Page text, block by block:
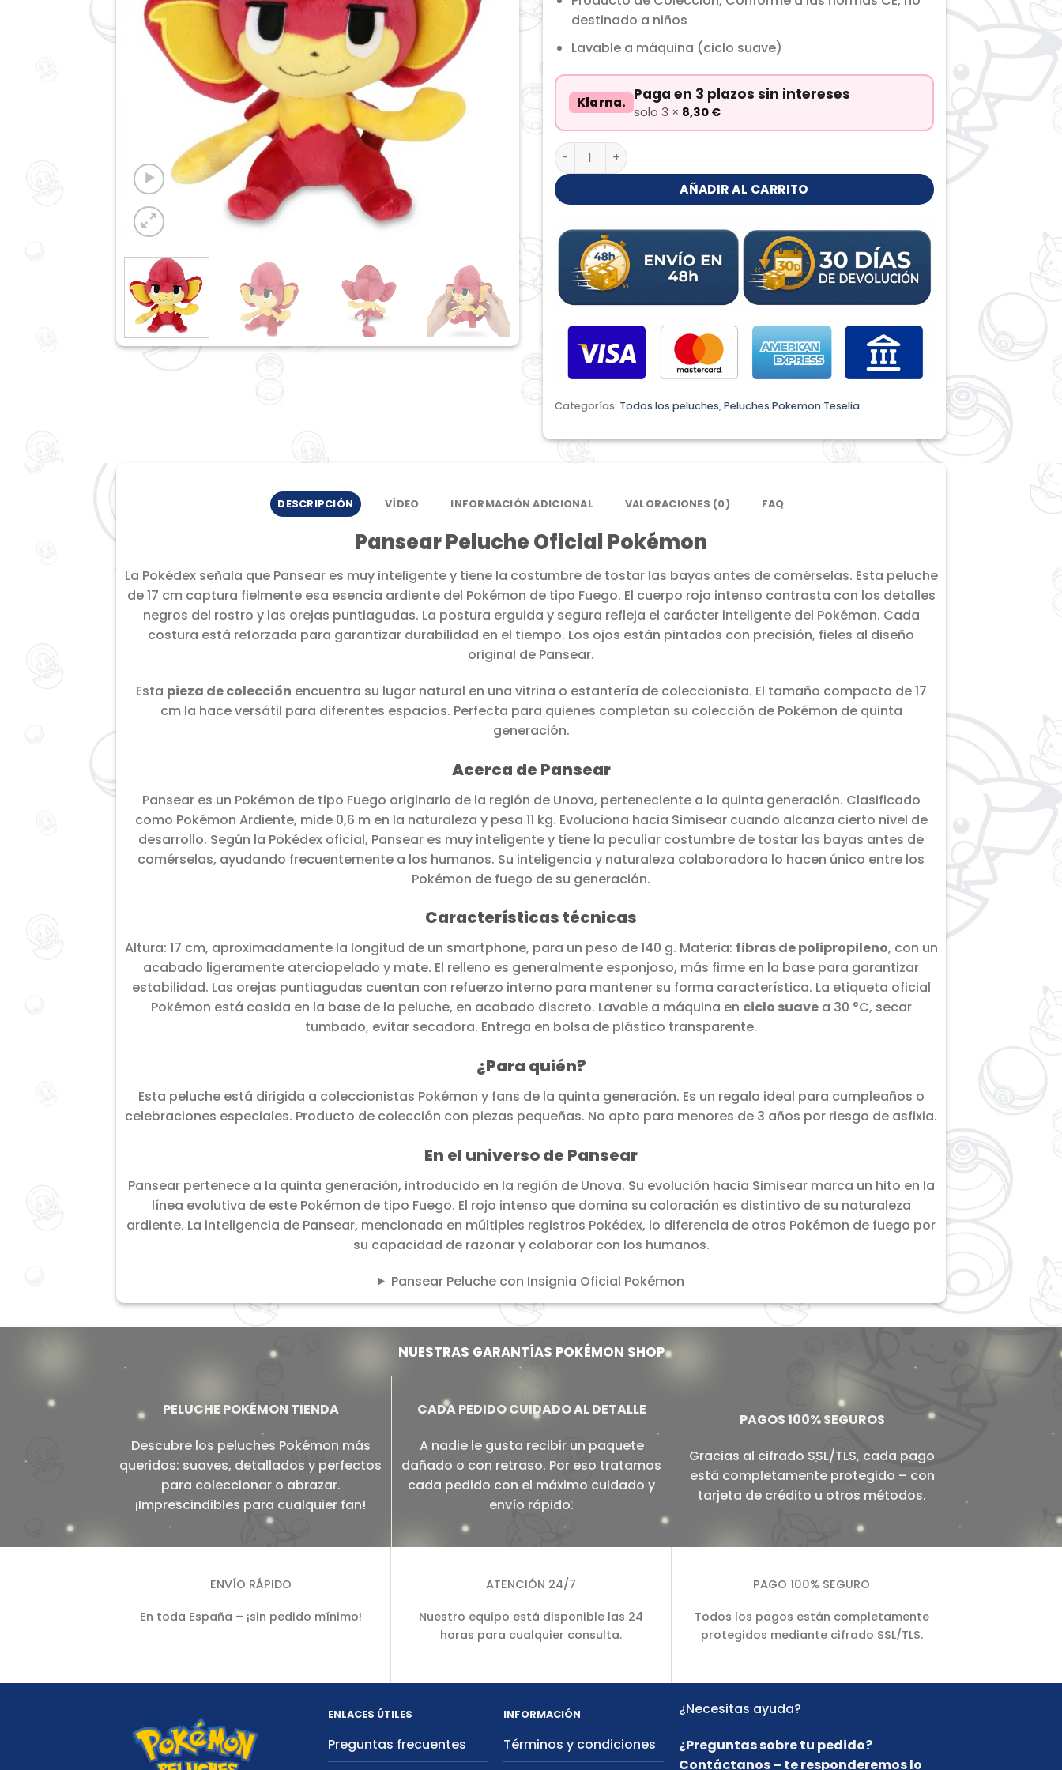
destinado a niños
Lavable a máquina (ciclo suave)
Klarna. Paga en 3 plazos sin intereses
solo 3 × 8,30 €
Pansear Peluche cantidad
AÑADIR AL CARRITO
Categorías: Todos los peluches,Peluches Pokemon Teselia
DESCRIPCIÓN VÍDEO INFORMACIÓN ADICIONAL VALORACIONES (0) FAQ
Pansear Peluche Oficial Pokémon
La Pokédex señala que Pansear es muy inteligente y tiene la costumbre de tostar las bayas antes de comérselas. Esta peluche
de 17 cm captura fielmente esa esencia ardiente del Pokémon de tipo Fuego. El cuerpo rojo intenso contrasta con los detalles
negros del rostro y las orejas puntiagudas. La postura erguida y segura refleja el carácter inteligente del Pokémon. Cada
costura está reforzada para garantizar durabilidad en el tiempo. Los ojos están pintados con precisión, fieles al diseño
original de Pansear.
Esta pieza de colección encuentra su lugar natural en una vitrina o estantería de coleccionista. El tamaño compacto de 17
cm la hace versátil para diferentes espacios. Perfecta para quienes completan su colección de Pokémon de quinta
generación.
Acerca de Pansear
Pansear es un Pokémon de tipo Fuego originario de la región de Unova, perteneciente a la quinta generación. Clasificado
como Pokémon Ardiente, mide 0,6 m en la naturaleza y pesa 11 kg. Evoluciona hacia Simisear cuando alcanza cierto nivel de
desarrollo. Según la Pokédex oficial, Pansear es muy inteligente y tiene la peculiar costumbre de tostar las bayas antes de
comérselas, ayudando frecuentemente a los humanos. Su inteligencia y naturaleza colaboradora lo hacen único entre los
Pokémon de fuego de su generación.
Características técnicas
Altura: 17 cm, aproximadamente la longitud de un smartphone, para un peso de 140 g. Materia: fibras de polipropileno, con un
acabado ligeramente aterciopelado y mate. El relleno es generalmente esponjoso, más firme en la base para garantizar
estabilidad. Las orejas puntiagudas cuentan con refuerzo interno para mantener su forma característica. La etiqueta oficial
Pokémon está cosida en la base de la peluche, en acabado discreto. Lavable a máquina en ciclo suavea 30 °C, secar
tumbado, evitar secadora. Entrega en bolsa de plástico transparente.
¿Para quién?
Esta peluche está dirigida a coleccionistas Pokémon y fans de la quinta generación. Es un regalo ideal para cumpleaños o
celebraciones especiales. Producto de colección con piezas pequeñas. No apto para menores de 3 años por riesgo de asfixia.
En el universo de Pansear
Pansear pertenece a la quinta generación, introducido en la región de Unova. Su evolución hacia Simisear marca un hito en la
línea evolutiva de este Pokémon de tipo Fuego. El rojo intenso que domina su coloración es distintivo de su naturaleza
ardiente. La inteligencia de Pansear, mencionada en múltiples registros Pokédex, lo diferencia de otros Pokémon de fuego por
su capacidad de razonar y colaborar con los humanos.
Pansear Peluche con Insignia Oficial Pokémon
NUESTRAS GARANTÍAS POKÉMON SHOP
PELUCHE POKÉMON TIENDA
Descubre los peluches Pokémon más
queridos: suaves, detallados y perfectos
para coleccionar o abrazar.
¡Imprescindibles para cualquier fan!
CADA PEDIDO CUIDADO AL DETALLE
A nadie le gusta recibir un paquete
dañado o con retraso. Por eso tratamos
cada pedido con el máximo cuidado y
envío rápido.
PAGOS 100% SEGUROS
Gracias al cifrado SSL/TLS, cada pago
está completamente protegido – con
tarjeta de crédito u otros métodos.
ENVÍO RÁPIDO
En toda España – ¡sin pedido mínimo!
ATENCIÓN 24/7
Nuestro equipo está disponible las 24
horas para cualquier consulta.
PAGO 100% SEGURO
Todos los pagos están completamente
protegidos mediante cifrado SSL/TLS.
ENLACES ÚTILES
Preguntas frecuentes
INFORMACIÓN
Términos y condiciones
¿Necesitas ayuda?
¿Preguntas sobre tu pedido?
Contáctanos – te responderemos lo